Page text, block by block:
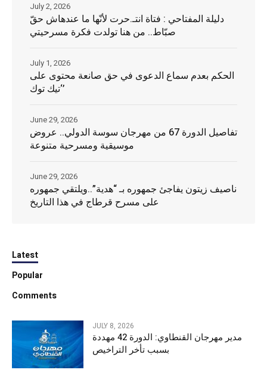
دليلة المفتاحي : فتاة انتـ.حرت لأنّها ما عندهاش حقّ
صبّاط.. من هنا تولدت فكرة مسرحيتي
July 2, 2026
الحكم بعدم سماع الدعوى في حق صانعة محتوى على
‘تيك توك’
July 1, 2026
تفاصيل الدورة 67 من مهرجان سوسة الدولي.. عروض
موسيقية ومسرحية متنوعة
June 29, 2026
ناصيف زيتون يفاجئ جمهوره بـ “هدية”..ويلتقي جمهوره
على مسرح قرطاج في هذا التاريخ
June 29, 2026
Latest
Popular
Comments
JULY 8, 2026
مدير مهرجان القنطاوي: الدورة 42 مهددة
بسبب تأخر التراخيص